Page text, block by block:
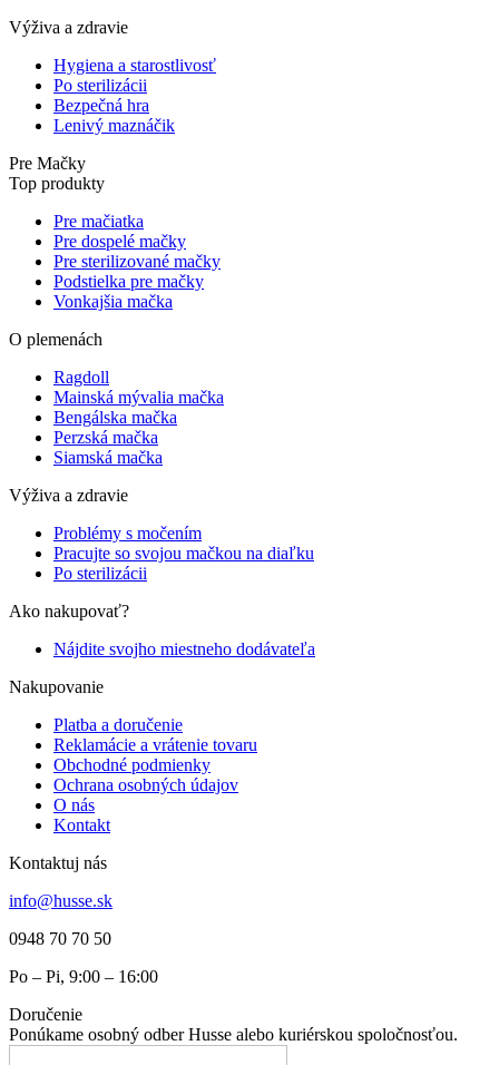
Výživa a zdravie
Hygiena a starostlivosť
Po sterilizácii
Bezpečná hra
Lenivý maznáčik
Pre Mačky
Top produkty
Pre mačiatka
Pre dospelé mačky
Pre sterilizované mačky
Podstielka pre mačky
Vonkajšia mačka
O plemenách
Ragdoll
Mainská mývalia mačka
Bengálska mačka
Perzská mačka
Siamská mačka
Výživa a zdravie
Problémy s močením
Pracujte so svojou mačkou na diaľku
Po sterilizácii
Ako nakupovať?
Nájdite svojho miestneho dodávateľa
Nakupovanie
Platba a doručenie
Reklamácie a vrátenie tovaru
Obchodné podmienky
Ochrana osobných údajov
O nás
Kontakt
Kontaktuj nás
info@husse.sk
0948 70 70 50
Po – Pi, 9:00 – 16:00
Doručenie
Ponúkame osobný odber Husse alebo kuriérskou spoločnosťou.